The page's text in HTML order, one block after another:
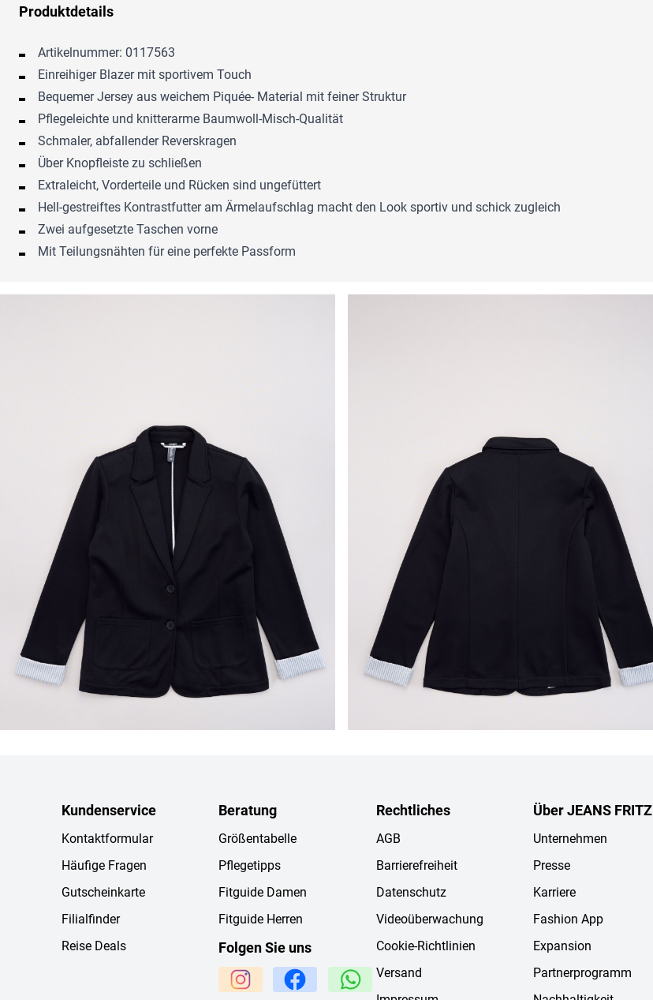
Produktdetails
Artikelnummer: 0117563
Einreihiger Blazer mit sportivem Touch
Bequemer Jersey aus weichem Piquée- Material mit feiner Struktur
Pflegeleichte und knitterarme Baumwoll-Misch-Qualität
Schmaler, abfallender Reverskragen
Über Knopfleiste zu schließen
Extraleicht, Vorderteile und Rücken sind ungefüttert
Hell-gestreiftes Kontrastfutter am Ärmelaufschlag macht den Look sportiv und schick zugleich
Zwei aufgesetzte Taschen vorne
Mit Teilungsnähten für eine perfekte Passform
Kundenservice
Kontaktformular
Häufige Fragen
Gutscheinkarte
Filialfinder
Reise Deals
Beratung
Größentabelle
Pflegetipps
Fitguide Damen
Fitguide Herren
Folgen Sie uns
Rechtliches
AGB
Barrierefreiheit
Datenschutz
Videoüberwachung
Cookie-Richtlinien
Versand
Über JEANS FRITZ
Unternehmen
Presse
Karriere
Fashion App
Expansion
Partnerprogramm